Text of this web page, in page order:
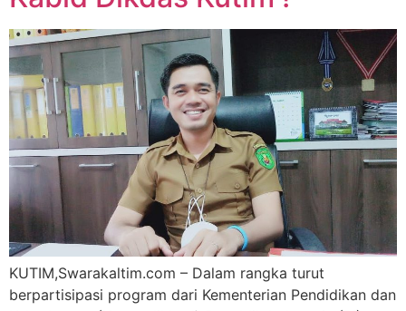
KUTIM,Swarakaltim.com – Dalam rangka turut
berpartisipasi program dari Kementerian Pendidikan dan